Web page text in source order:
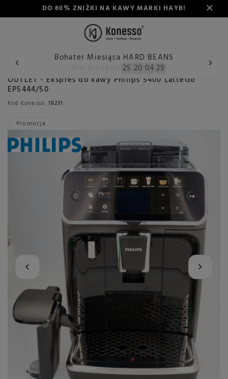
DO 80% ZNIŻKI NA KAWY MARKI HAYB!
Bohater Miesiąca HARD BEANS
25 20 04 29
Wstecz Konesso Outlet Outlet ekspresy do kawy
Promocja
OUTLET - Ekspres do kawy Philips 5400 LatteGo
EP5444/50
Kod Konesso: 18231